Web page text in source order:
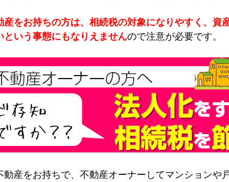
産をお持ちの方は、相続税の対象になりやすく、資
という事態にもなりえませんので注意が必要です。
動産をお持ちで、不動産オーナーしてマンションや